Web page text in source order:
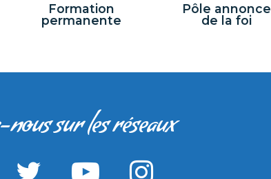
Formation
permanente
Pôle annonce
de la foi
sur les réseaux